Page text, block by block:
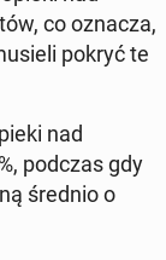
co oznacza,
pokryć te
nad
podczas gdy
średnio o